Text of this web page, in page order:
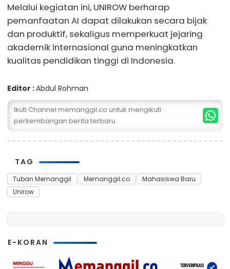
Melalui kegiatan ini, UNIROW berharap
pemanfaatan AI dapat dilakukan secara bijak
dan produktif, sekaligus memperkuat jejaring
akademik internasional guna meningkatkan
kualitas pendidikan tinggi di Indonesia.
Editor :Abdul Rohman
Ikuti Channel memanggil.co untuk mengikuti
perkembangan berita terbaru
TAG
Tuban Memanggil Memanggil.co
Mahasiswa Baru
Unirow
E-KORAN